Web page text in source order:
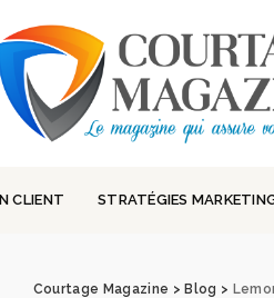
CLIENT STRATÉGIES
Courtage Magazine > Blog >